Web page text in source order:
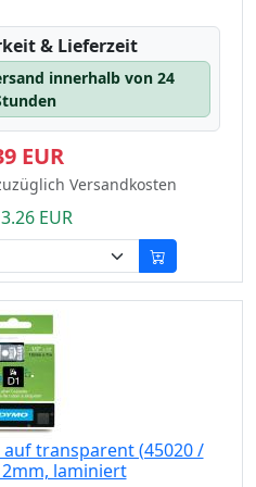
& Lieferzeit
innerhalb von 24
EUR
Versandkosten
EUR
transparent (45020 /
laminiert